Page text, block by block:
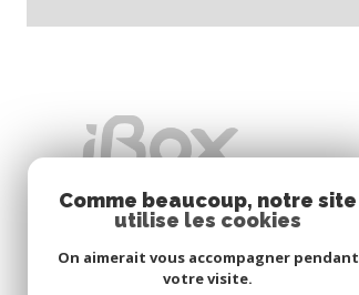
Comme beaucoup, notre site
utilise les cookies
On aimerait vous accompagner pendant
votre visite.